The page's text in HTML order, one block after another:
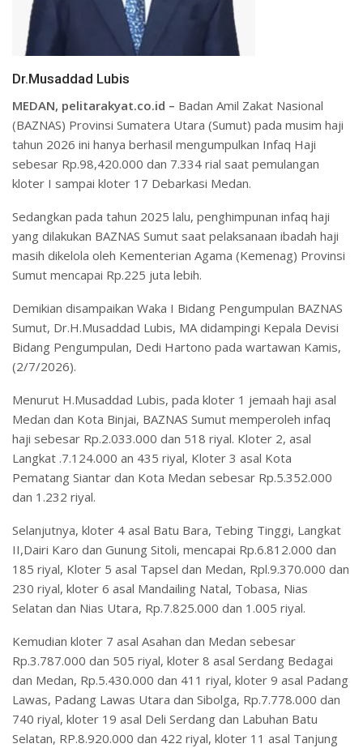
Dr.Musaddad Lubis
MEDAN, pelitarakyat.co.id – Badan Amil Zakat Nasional
(BAZNAS) Provinsi Sumatera Utara (Sumut) pada musim haji
tahun 2026 ini hanya berhasil mengumpulkan Infaq Haji
sebesar Rp.98,420.000 dan 7.334 rial saat pemulangan
kloter I sampai kloter 17 Debarkasi Medan.
Sedangkan pada tahun 2025 lalu, penghimpunan infaq haji
yang dilakukan BAZNAS Sumut saat pelaksanaan ibadah haji
masih dikelola oleh Kementerian Agama (Kemenag) Provinsi
Sumut mencapai Rp.225 juta lebih.
Demikian disampaikan Waka I Bidang Pengumpulan BAZNAS
Sumut, Dr.H.Musaddad Lubis, MA didampingi Kepala Devisi
Bidang Pengumpulan, Dedi Hartono pada wartawan Kamis,
(2/7/2026).
Menurut H.Musaddad Lubis, pada kloter 1 jemaah haji asal
Medan dan Kota Binjai, BAZNAS Sumut memperoleh infaq
haji sebesar Rp.2.033.000 dan 518 riyal. Kloter 2, asal
Langkat .7.124.000 an 435 riyal, Kloter 3 asal Kota
Pematang Siantar dan Kota Medan sebesar Rp.5.352.000
dan 1.232 riyal.
Selanjutnya, kloter 4 asal Batu Bara, Tebing Tinggi, Langkat
II,Dairi Karo dan Gunung Sitoli, mencapai Rp.6.812.000 dan
185 riyal, Kloter 5 asal Tapsel dan Medan, Rpl.9.370.000 dan
230 riyal, kloter 6 asal Mandailing Natal, Tobasa, Nias
Selatan dan Nias Utara, Rp.7.825.000 dan 1.005 riyal.
Kemudian kloter 7 asal Asahan dan Medan sebesar
Rp.3.787.000 dan 505 riyal, kloter 8 asal Serdang Bedagai
dan Medan, Rp.5.430.000 dan 411 riyal, kloter 9 asal Padang
Lawas, Padang Lawas Utara dan Sibolga, Rp.7.778.000 dan
740 riyal, kloter 19 asal Deli Serdang dan Labuhan Batu
Selatan, RP.8.920.000 dan 422 riyal, kloter 11 asal Tanjung